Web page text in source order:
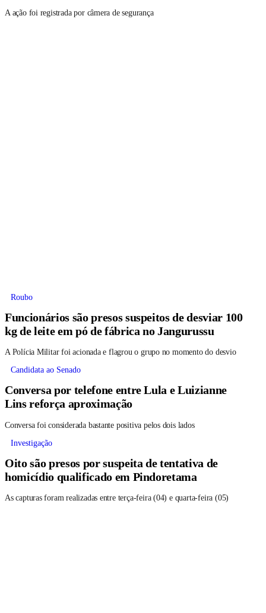
A ação foi registrada por câmera de segurança
Roubo
Funcionários são presos suspeitos de desviar 100
kg de leite em pó de fábrica no Jangurussu
A Polícia Militar foi acionada e flagrou o grupo no momento do desvio
Candidata ao Senado
Conversa por telefone entre Lula e Luizianne
Lins reforça aproximação
Conversa foi considerada bastante positiva pelos dois lados
Investigação
Oito são presos por suspeita de tentativa de
homicídio qualificado em Pindoretama
As capturas foram realizadas entre terça-feira (04) e quarta-feira (05)